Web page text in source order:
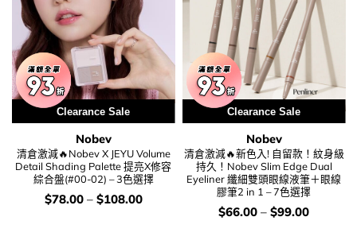
Clearance Sale
Nobev
清倉激減🔥Nobev X JEYU Volume
Detail Shading Palette 提亮X修容
綜合盤(#00-02) – 3色選擇
價
$78.00– $108.00
Clearance Sale
Nobev
清倉激減🔥新色入! 自留款！紋身級
持久！Nobev Slim Edge Dual
Eyeliner 纖細雙頭眼線液筆＋眼線
膠筆2 in 1 – 7色選擇
價
$66.00 – $99.00